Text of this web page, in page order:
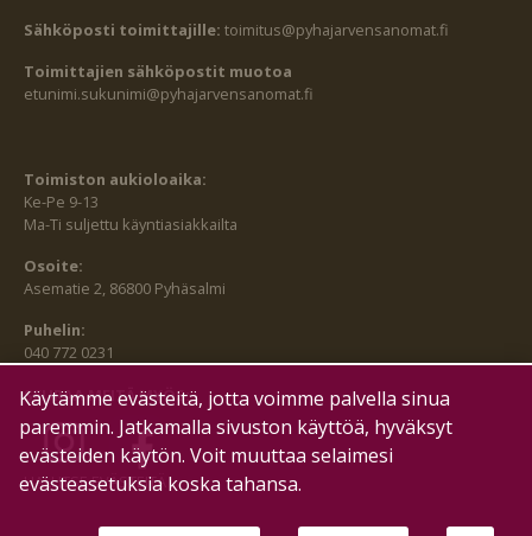
Sähköposti toimittajille: toimitus@pyhajarvensanomat.fi
Toimittajien sähköpostit muotoa
etunimi.sukunimi@pyhajarvensanomat.fi
Toimiston aukioloaika:
Ke-Pe 9-13
Ma-Ti suljettu käyntiasiakkailta
Osoite:
Asematie 2, 86800 Pyhäsalmi
Puhelin:
040 772 0231
SEURAA MEITÄ MYÖS:
HALLITSE EVÄSTEITÄ
Käytämme evästeitä, jotta voimme palvella sinua
paremmin. Jatkamalla sivuston käyttöä, hyväksyt
evästeiden käytön. Voit muuttaa selaimesi
evästeasetuksia koska tahansa.